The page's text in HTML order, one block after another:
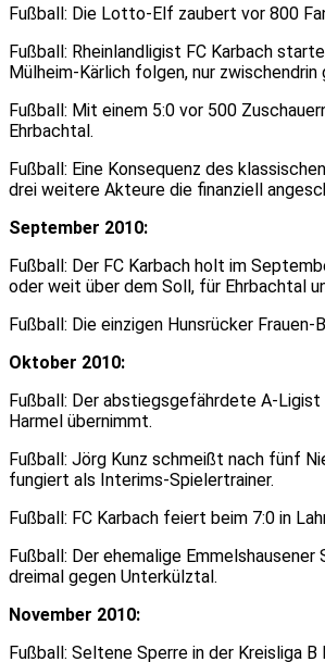
Fußball: Die Lotto-Elf zaubert vor 800
Fußball: Rheinlandligist FC Karbach
Mülheim-Kärlich folgen, nur
Fußball: Mit einem 5:0 vor 500
Ehrbachtal.
Fußball: Eine Konsequenz des
drei weitere Akteure die finanziell
September 2010:
Fußball: Der FC Karbach holt im
oder weit über dem Soll, für Ehrbachtal
Fußball: Die einzigen Hunsrücker
Oktober 2010:
Fußball: Der abstiegsgefährdete A-
Harmel übernimmt.
Fußball: Jörg Kunz schmeißt nach fünf
fungiert als Interims-Spielertrainer.
Fußball: FC Karbach feiert beim 7:0 in
Fußball: Der ehemalige
dreimal gegen Unterkülztal.
November 2010:
Fußball: Seltene Sperre in der Kreisliga